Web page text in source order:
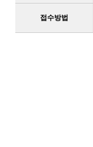
접수방법